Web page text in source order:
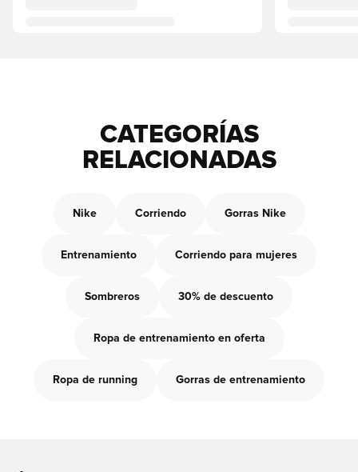
CATEGORÍAS
RELACIONADAS
Nike Corriendo Gorras Nike
Entrenamiento Corriendo para mujeres
Sombreros 30% de descuento
Ropa de entrenamiento en oferta
Ropa de running Gorras de entrenamiento